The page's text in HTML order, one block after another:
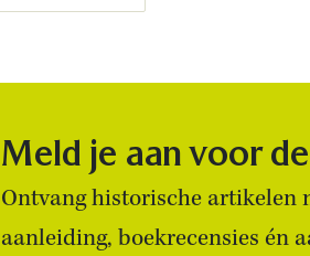
Meld je aan voor
Ontvang historische artikelen
aanleiding, boekrecensies én